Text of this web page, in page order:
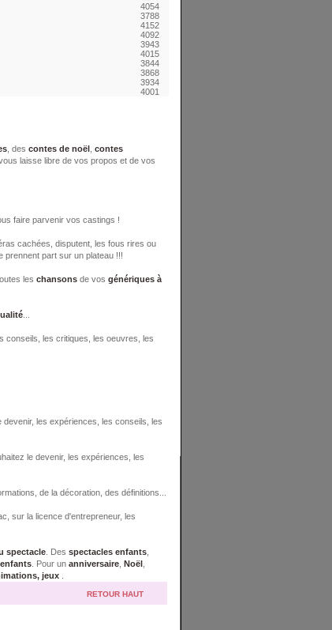
4054
3788
4152
4092
3943
4015
3844
3868
3934
4001
, des contes de noël contes
laisse libre de vos propos et de vos
faire parvenir vos castings !
cachées, disputent, les fous rires ou
prennent part sur un plateau !!!
les chansons de vos génériques à
conseils, les critiques, les oeuvres, les
les expériences, les conseils, les
le devenir, les expériences, les
de la décoration, des définitions...
sur la licence d'entrepreneur, les
spectacle . Des spectacles enfants
. Pour un anniversaire Noël
jeux
RETOUR HAUT